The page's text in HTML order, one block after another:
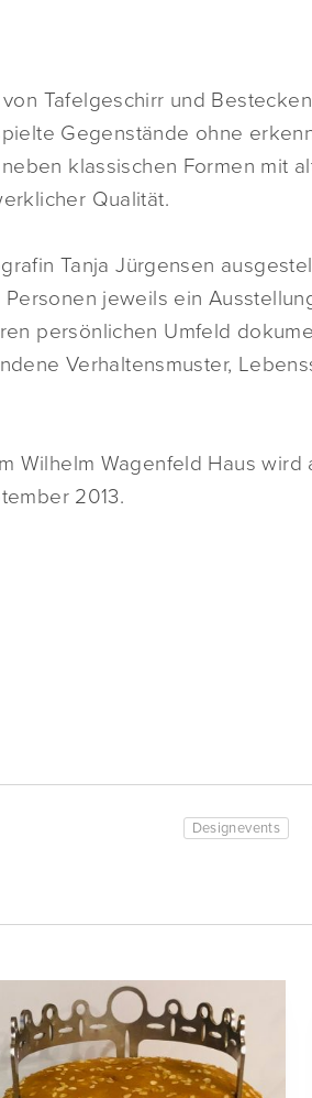
Tafelgeschirr und
Gegenstände ohne
klassischen Formen mit
Qualität.
Tanja Jürgensen
jeweils ein
persönlichen Umfeld
Verhaltensmuster,
Wilhelm Wagenfeld Haus wird
2013.
Designevents